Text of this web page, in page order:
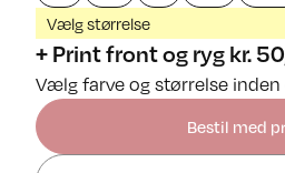
Vælg størrelse
+ Print front og ryg kr.
Vælg farve og størrelse inden
Bestil med